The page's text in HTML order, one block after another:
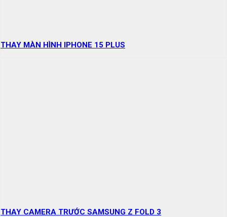
THAY MÀN HÌNH IPHONE 15 PLUS
THAY CAMERA TRƯỚC SAMSUNG Z FOLD 3